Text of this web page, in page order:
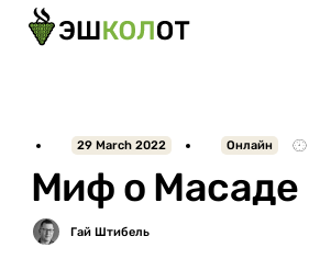
Миф о Масаде
29 March 2022 Онлайн